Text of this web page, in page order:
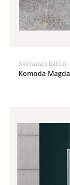
Svetainės baldai
Komoda Magda